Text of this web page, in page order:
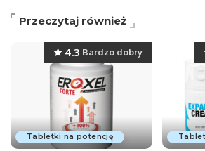
Przeczytaj również
Tabletki na potencję
4.3 Bardzo dobry